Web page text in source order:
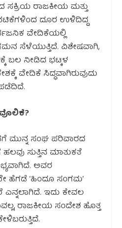
ಸಕ್ರಿಯ ರಾಜಕೀಯ ಮತ್ತು
ದೂರ ಉಳಿದಿದ್ದ
ವೇದಿಕೆಯಲ್ಲಿ
ಗಮನ ಸೆಳೆಯುತ್ತಿದೆ. ವಿಶೇಷವಾಗಿ,
ಬಲ ನೀಡಿದ ಭಟ್ಕಳ
ವೇದಿಕೆ ಸಿದ್ಧವಾಗಿರುವುದು
ಸಂಘ ಪರಿವಾರದ
ಸುತ್ತಿನ ಮಾತುಕತೆ
ಅವರ
‘ಹಿಂದೂ ಸಂಗಮ’
ಎನ್ನಲಾಗಿದೆ. ಇದು ಕೇವಲ
ರಾಜಕೀಯ ಸಂದೇಶ ಹೊತ್ತ